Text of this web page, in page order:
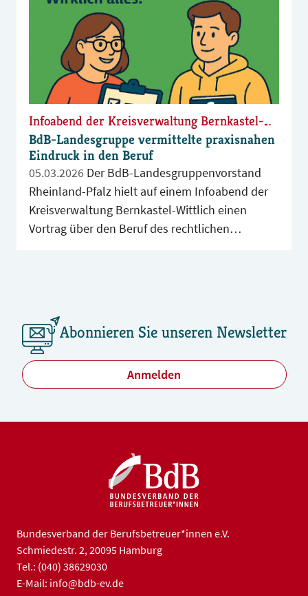
Betreuungsbehörden, Gerichte, Einrichtungen,
Sozialleistungsträger sowie weitere
Akteur*innen im Betreuungswesen versendet
oder im Rahmen der täglichen Arbeit
eingesetzt werden.
Infoabend der Kreisverwaltung Bernkastel-Wittlich
BdB-Landesgruppe vermittelte praxisnahen
Eindruck in den Beruf
05.03.2026
Rheinland-Pfalz hielt auf einem Infoabend der
Kreisverwaltung Bernkastel-Wittlich einen
Vortrag über den Beruf des rechtlichen
unabhängig davon, ob bereits berufliche
Erfahrungen vorhanden sind oder eine haupt-
oder nebenberufliche Neuorientierung
Abonnieren Sie unseren Newsletter
Anmelden
Bundesverband der Berufsbetreuer*innen e.V.
Schmiedestr. 2, 20095 Hamburg
Tel.: (040) 38629030
E-Mail: info@bdb-ev.de